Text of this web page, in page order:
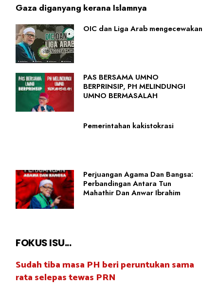
Gaza diganyang kerana Islamnya
OIC dan Liga Arab mengecewakan
PAS BERSAMA UMNO
BERPRINSIP, PH MELINDUNGI
UMNO BERMASALAH
Pemerintahan kakistokrasi
Perjuangan Agama Dan Bangsa:
Perbandingan Antara Tun
Mahathir Dan Anwar Ibrahim
FOKUS ISU...
Sudah tiba masa PH beri peruntukan sama
rata selepas tewas PRN